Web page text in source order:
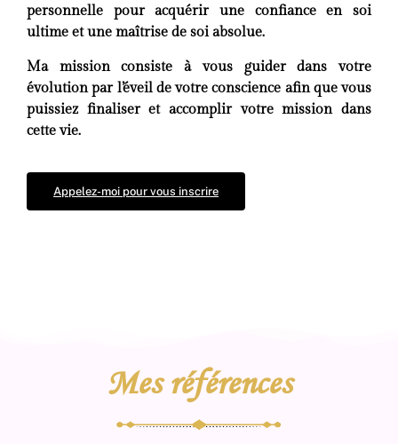
personnelle pour acquérir une confiance en soi
ultime et une maîtrise de soi absolue.
Ma mission consiste à vous guider dans votre
évolution par l’éveil de votre conscience afin que vous
puissiez finaliser et accomplir votre mission dans
cette vie.
Appelez-moi pour vous inscrire
Mes références